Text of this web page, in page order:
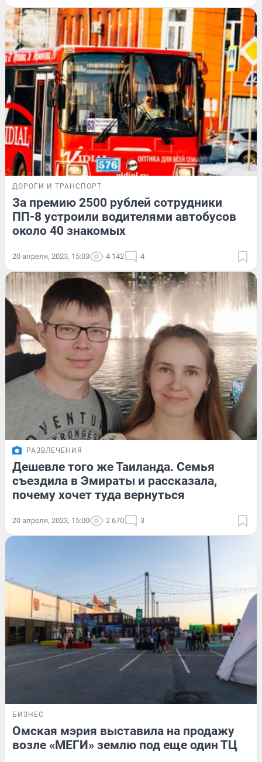
ДОРОГИ И ТРАНСПОРТ
За премию 2500 рублей сотрудники
ПП-8 устроили водителями автобусов
около 40 знакомых
20 апреля, 2023, 15:03 4 142 4
РАЗВЛЕЧЕНИЯ
Дешевле того же Таиланда. Семья
съездила в Эмираты и рассказала,
почему хочет туда вернуться
20 апреля, 2023, 15:00 2 670 3
БИЗНЕС
Омская мэрия выставила на продажу
возле «МЕГИ» землю под еще один ТЦ